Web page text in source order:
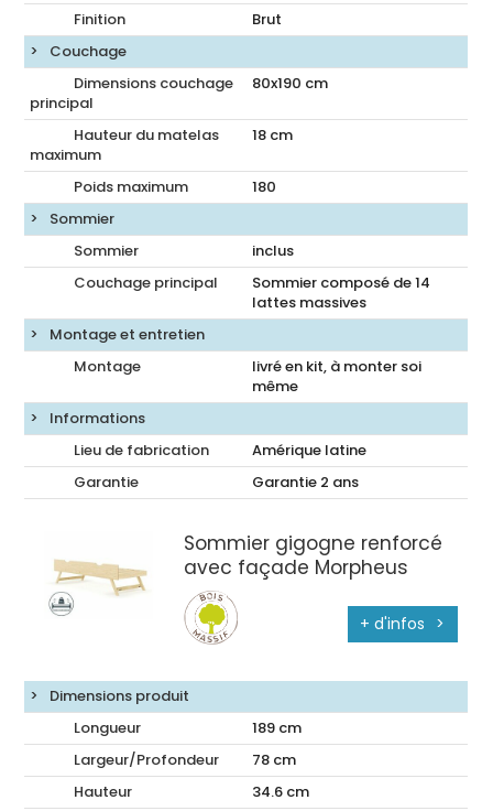
Finition
Brut
Couchage
Dimensions couchage
principal
80x190 cm
Hauteur du matelas
maximum
18 cm
Poids maximum
180
Sommier
Sommier
inclus
Couchage principal
Sommier composé de 14
lattes massives
Montage et entretien
Montage
livré en kit, à monter soi
même
Informations
Lieu de fabrication
Amérique latine
Garantie
Garantie 2 ans
Sommier gigogne renforcé
avec façade Morpheus
+ d'infos
Dimensions produit
Longueur
189 cm
Largeur/Profondeur
78 cm
Hauteur
34.6 cm